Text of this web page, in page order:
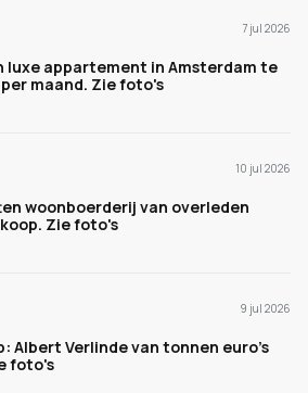
7 jul 2026
luxe appartement in Amsterdam te
maand. Zie foto's
10 jul 2026
woonboerderij van overleden
Zie foto's
9 jul 2026
Albert Verlinde van tonnen euro's
foto's